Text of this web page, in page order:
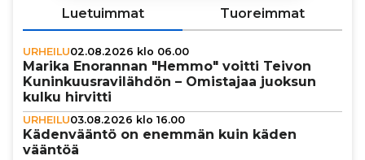
Luetuimmat Tuoreimmat
URHEILU02.08.2026 klo 06.00
Marika Enorannan "Hemmo" voitti Teivon
Kunin­kuus­ra­vi­läh­dön – Omistajaa juoksun
kulku hirvitti
URHEILU03.08.2026 klo 16.00
Käden­vääntö on enemmän kuin käden
vääntöä